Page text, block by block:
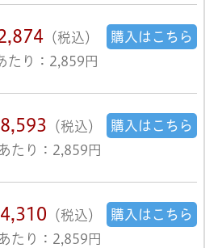
（税込）
たり：2,859円
購入はこちら
（税込）
たり：2,859円
購入はこちら
（税込）
たり：2,859円
購入はこちら